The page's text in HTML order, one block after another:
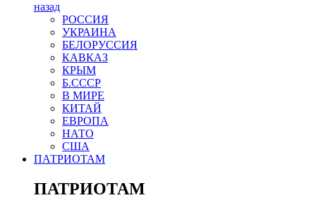
назад
РОСCИЯ
УКРАИНА
БЕЛОРУССИЯ
КАВКАЗ
КРЫМ
Б.СССР
В МИРЕ
КИТАЙ
ЕВРОПА
НАТО
США
ПАТРИОТАМ
ПАТРИОТАМ